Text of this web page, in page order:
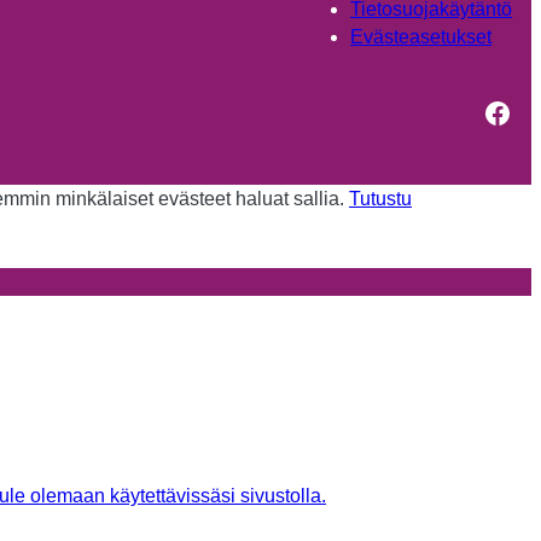
Tietosuojakäytäntö
Evästeasetukset
minkälaiset evästeet haluat sallia. Tutustu
olemaan käytettävissäsi sivustolla.